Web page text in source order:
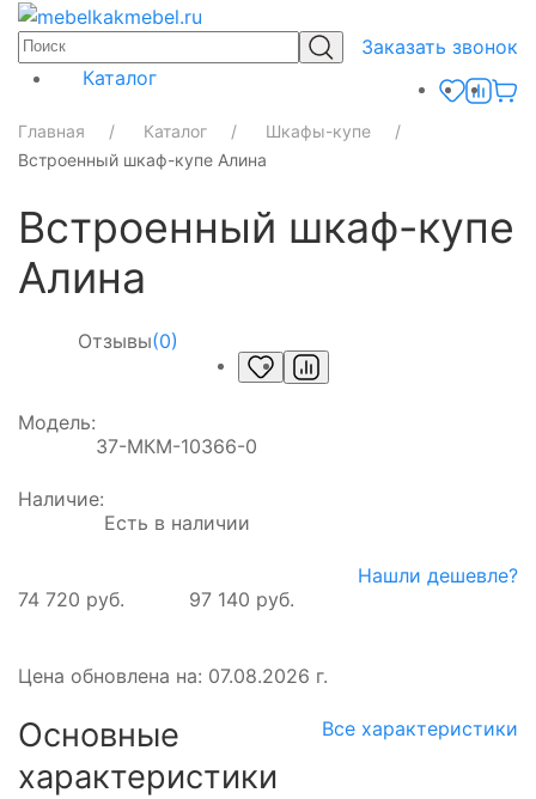
Заказать звонок
Каталог
Главная Каталог
Шкафы-купе
Встроенный шкаф-купе Алина
Встроенный шкаф-купе
Алина
Отзывы(0)
Модель:
37-МКМ-10366-0
Наличие:
Есть в наличии
74 720 руб. 97 140 руб.
Нашли дешевле?
Цена обновлена на: 07.08.2026 г.
Основные
характеристики
Все характеристики